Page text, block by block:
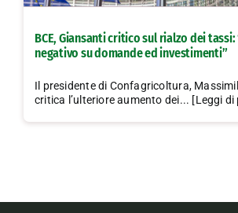
Lavora con noi
BCE, Giansanti critico sul rialzo dei
negativo su domande ed investimenti”
Il presidente di Confagricoltura,
critica l’ulteriore aumento dei... [Leggi di